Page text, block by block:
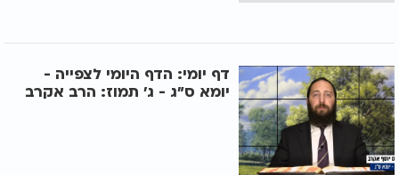
דף יומי: הדף היומי לצפייה -
יומא ס"ג - ג’ תמוז: הרב אקרב